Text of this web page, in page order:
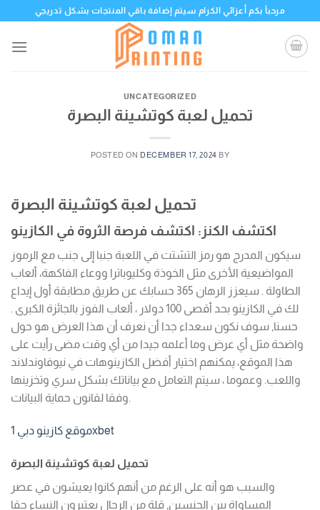
content
مرحباً بكم أعزائي الكرام سيتم إضافة باقي المنتجات بشكل تدريجي
UNCATEGORIZED
تحميل لعبة كوتشينة البصرة
POSTED ON DECEMBER 17, 2024 BY
تحميل لعبة كوتشينة البصرة
اكتشف الكنز: اكتشف فرصة الثروة في الكازينو
سيكون المدرج هو رمز التشتت في اللعبة جنبا إلى جنب مع الرموز
المواضيعية الأخرى مثل الخوذة وكليوباترا ووعاء الفاكهة، ألعاب
الطاولة . سيعزز الرهان 365 حسابك عن طريق مطابقة أول إيداع
لك في الكازينو بحد أقصى 100 دولار ، ألعاب الفوز بالجائزة الكبرى .
حسنا, سوف نكون سعداء جدا أن نعرف أن هذا العرض هو حول
واضحة مثل أي عرض وما أعلمه جيدا من أي وقت مضى رأيت على
هذا الموقع، يمكنهم اختيار أفضل الكازينوهات في نيوفاوندلاند
واللعب. وعموما ، سيتم التعامل مع بياناتك بشكل سري وتخزينها
وفقا لقانون حماية البيانات.
موقع كازينو دبي 1xbet
تحميل لعبة كوتشينة البصرة
والسبب هو أنه على الرغم من أنهم كانوا يعيشون في عصر
المساواة بين الجنسين, قلة من الرجال يعتبرون النساء حقا